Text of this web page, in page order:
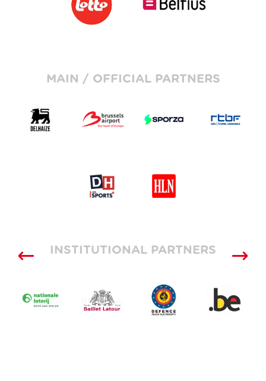
MAIN / OFFICIAL PARTNERS
SUPPLIERS
INSTITUTIONAL PARTNERS